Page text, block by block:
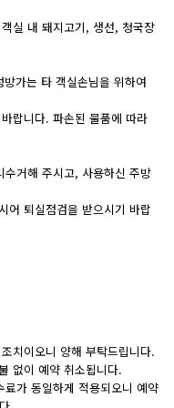
실 내 돼지고기, 생선, 청국장
가는 타 객실손님을 위하여
랍니다. 파손된 물품에 따라
거해 주시고, 사용하신 주방
어 퇴실점검을 받으시기 바랍
치이오니 양해 부탁드립니다.
없이 예약 취소됩니다.
가 동일하게 적용되오니 예약